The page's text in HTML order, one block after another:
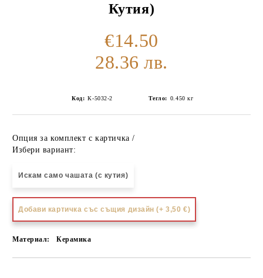
Кутия)
€14.50
28.36 лв.
Код: К-5032-2 Тегло: 0.450 кг
Опция за комплект с картичка /
Избери вариант:
Искам само чашата (с кутия)
Добави картичка със същия дизайн (+ 3,50 €)
Материал: Керамика